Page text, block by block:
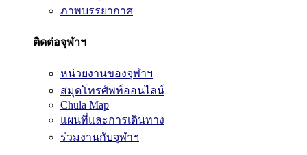
ภาพบรรยากาศ
ติดต่อจุฬาฯ
หน่วยงานของจุฬาฯ
สมุดโทรศัพท์ออนไลน์
Chula Map
แผนที่และการเดินทาง
ร่วมงานกับจุฬาฯ